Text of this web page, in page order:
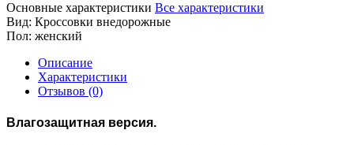
Основные характеристики Все характеристики
Вид: Кроссовки внедорожные
Пол: женский
Описание
Характеристики
Отзывов (0)
Влагозащитная версия.